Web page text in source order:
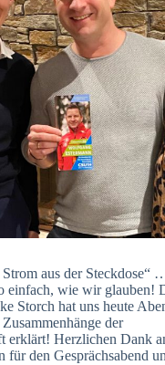
Strom aus der
einfach, wie wir glauben!
Storch hat uns heute
der
erklärt! Herzlichen Dank
für den Gesprächsabend